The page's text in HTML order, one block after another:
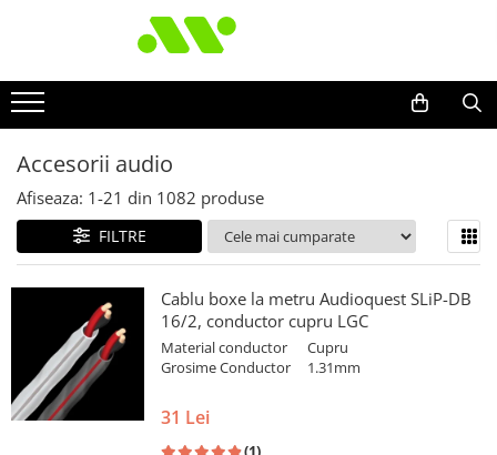
Accesorii audio
Afiseaza: 1-21 din 1082 produse
FILTRE
Cablu boxe la metru Audioquest SLiP-DB
16/2, conductor cupru LGC
Material conductor
Cupru
Grosime Conductor 1.31mm
31 Lei
(1)